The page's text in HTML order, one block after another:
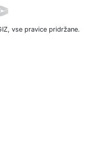
vse pravice pridržane.